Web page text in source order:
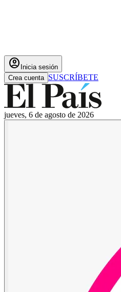
account_circle Inicia sesión
Crea cuenta SUSCRÍBETE
jueves, 6 de agosto de 2026